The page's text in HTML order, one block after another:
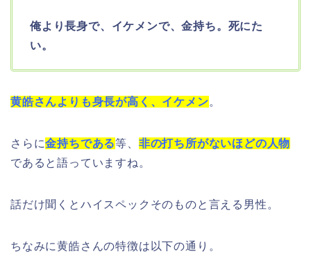
俺より長身で、イケメンで、金持ち。死にた
い。
黄皓さんよりも身長が高く、イケメン。
さらに金持ちである等、 非の打ち所がないほどの人物
であると語っていますね。
話だけ聞くとハイスペックそのものと言える男性。
ちなみに黄皓さんの特徴は以下の通り。